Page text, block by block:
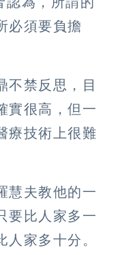
必須要負擔
不禁反思，目
實很高，但一
療技術上很難
慧夫教他的一
要比人家多一
家多十分。